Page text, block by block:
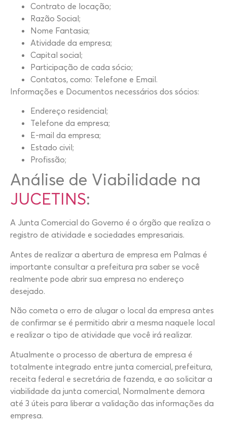
Contrato de locação;
Razão Social;
Nome Fantasia;
Atividade da empresa;
Capital social;
Participação de cada sócio;
Contatos, como: Telefone e Email.
Informações e Documentos necessários dos sócios:
Endereço residencial;
Telefone da empresa;
E-mail da empresa;
Estado civil;
Profissão;
Análise de Viabilidade na
JUCETINS:
A Junta Comercial do Governo é o órgão que realiza o
registro de atividade e sociedades empresariais.
Antes de realizar a abertura de empresa em Palmas é
importante consultar a prefeitura pra saber se você
realmente pode abrir sua empresa no endereço
desejado.
Não cometa o erro de alugar o local da empresa antes
de confirmar se é permitido abrir a mesma naquele local
e realizar o tipo de atividade que você irá realizar.
Atualmente o processo de abertura de empresa é
totalmente integrado entre junta comercial, prefeitura,
receita federal e secretária de fazenda, e ao solicitar a
viabilidade da junta comercial, Normalmente demora
até 3 úteis para liberar a validação das informações da
empresa.